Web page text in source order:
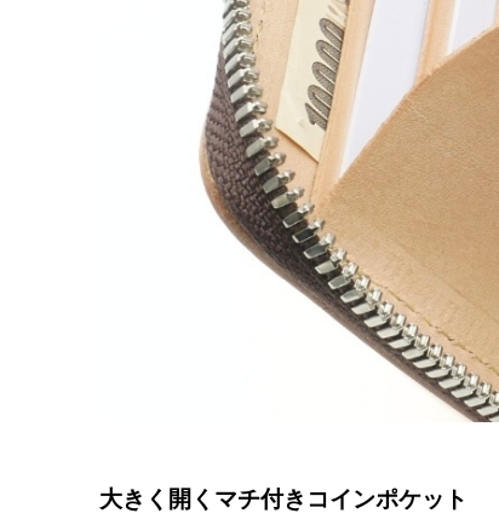
大きく開くマチ付きコインポケット